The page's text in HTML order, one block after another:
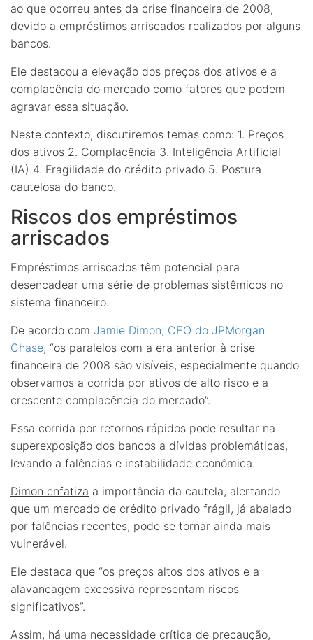
ao que ocorreu antes da crise financeira de 2008,
devido a empréstimos arriscados realizados por alguns
bancos.
Ele destacou a elevação dos preços dos ativos e a
complacência do mercado como fatores que podem
agravar essa situação.
Neste contexto, discutiremos temas como: 1. Preços
dos ativos 2. Complacência 3. Inteligência Artificial
(IA) 4. Fragilidade do crédito privado 5. Postura
cautelosa do banco.
Riscos dos empréstimos
arriscados
Empréstimos arriscados têm potencial para
desencadear uma série de problemas sistêmicos no
sistema financeiro.
De acordo com Jamie Dimon, CEO do JPMorgan
Chase, “os paralelos com a era anterior à crise
financeira de 2008 são visíveis, especialmente quando
observamos a corrida por ativos de alto risco e a
crescente complacência do mercado”.
Essa corrida por retornos rápidos pode resultar na
superexposição dos bancos a dívidas problemáticas,
levando a falências e instabilidade econômica.
Dimon enfatiza a importância da cautela, alertando
que um mercado de crédito privado frágil, já abalado
por falências recentes, pode se tornar ainda mais
vulnerável.
Ele destaca que “os preços altos dos ativos e a
alavancagem excessiva representam riscos
significativos”.
Assim, há uma necessidade crítica de precaução,